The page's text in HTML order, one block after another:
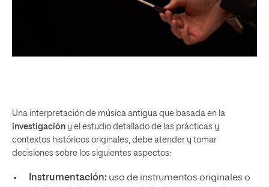
Una interpretación de música antigua que basada en la
investigación y el estudio detallado de las prácticas y
contextos históricos originales, debe atender y tomar
decisiones sobre los siguientes aspectos:
Instrumentación: uso de instrumentos originales o